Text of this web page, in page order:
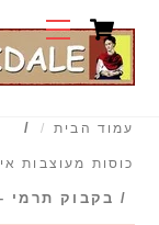
content
MenuCart
עמוד הבית /
כוסות מעוצבות
/ בקבוק תרמי